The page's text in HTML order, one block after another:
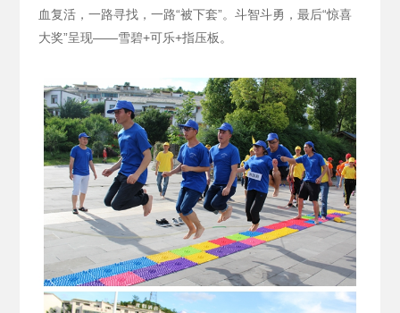
血复活，一路寻找，一路“被下套”。斗智斗勇，最后“惊喜
大奖”呈现——雪碧+可乐+指压板。